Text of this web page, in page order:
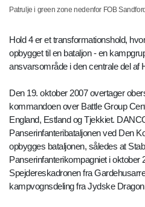
Patrulje i green zone nedenfor FOB
Hold 4 er et transformationshold,
opbygget til en bataljon - en
ansvarsområde i den centrale del af
Den 19. oktober 2007 overtager
kommandoen over Battle Group
England, Estland og Tjekkiet.
Panserinfanteribataljonen ved Den
opbygges bataljonen, således at
Panserinfanterikompagniet i oktober
Spejdereskadronen fra
kampvognsdeling fra Jydske